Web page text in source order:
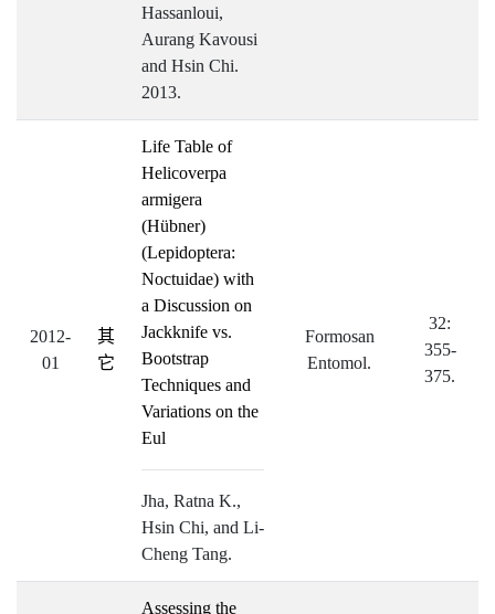
Hassanloui,
Aurang Kavousi
and Hsin Chi.
2013.
2012-
01
其
它
Life Table of
Helicoverpa
armigera
(Hübner)
(Lepidoptera:
Noctuidae) with
a Discussion on
Jackknife vs.
Bootstrap
Techniques and
Variations on the
Eul
Jha, Ratna K.,
Hsin Chi, and Li-
Cheng Tang.
Formosan
Entomol.
32:
355-
375.
Assessing the